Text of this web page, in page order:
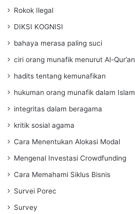
Rokok Ilegal
DIKSI KOGNISI
bahaya merasa paling suci
ciri orang munafik menurut Al-Qur’an
hadits tentang kemunafikan
hukuman orang munafik dalam Islam
integritas dalam beragama
kritik sosial agama
Cara Menentukan Alokasi Modal
Mengenal Investasi Crowdfunding
Cara Memahami Siklus Bisnis
Survei Porec
Survey